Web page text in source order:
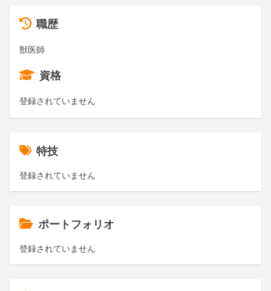
職歴
獣医師
資格
登録されていません
特技
登録されていません
ポートフォリオ
登録されていません